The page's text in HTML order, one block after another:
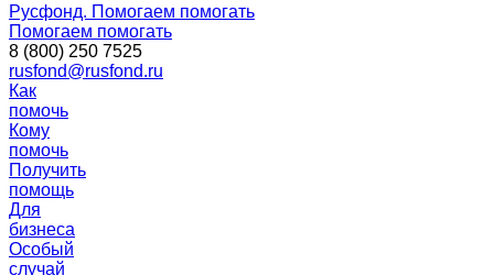
Русфонд. Помогаем помогать
Помогаем помогать
8 (800) 250 7525
rusfond@rusfond.ru
Как
помочь
Кому
помочь
Получить
помощь
Для
бизнеса
Особый
случай